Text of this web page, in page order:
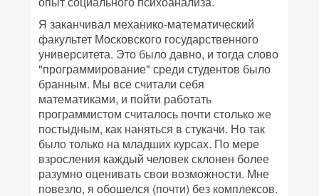
Я заканчивал механико-математический
факультет Московского государственного
университета. Это было давно, и тогда слово
"программирование" среди студентов было
бранным. Мы все считали себя
математиками, и пойти работать
программистом считалось почти столько же
постыдным, как наняться в стукачи. Но так
было только на младших курсах. По мере
взросления каждый человек склонен более
разумно оценивать свои возможности. Мне
повезло, я обошелся (почти) без комплексов.